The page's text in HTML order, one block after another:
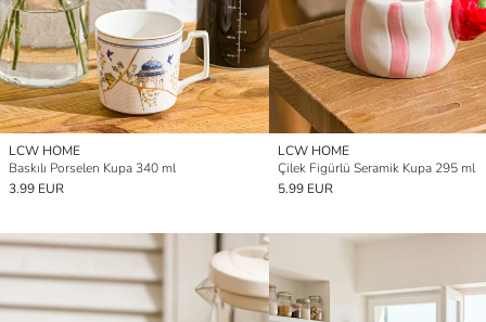
LCW HOME
Baskılı Porselen Kupa 340 ml
3.99 EUR
LCW HOME
Çilek Figürlü Seramik Kupa 295 ml
5.99 EUR